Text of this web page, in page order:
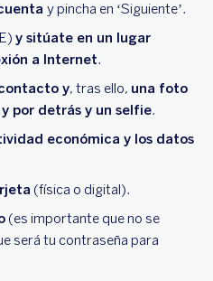
y pincha en ‘Siguiente’.
y sitúate en un lugar
a Internet.
y, tras ello, una foto
por detrás y un selfie.
económica y los datos
(física o digital).
(es importante que no se
será tu contraseña para